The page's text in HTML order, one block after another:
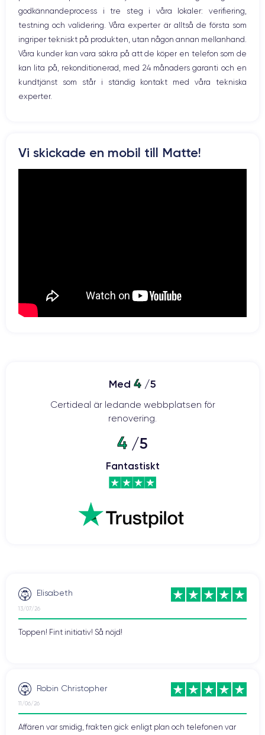
12 MP 7 MP
Résolution vidéo
4K - 3840x2160px
Recharge rapide
Non
Batterie Dual SIM
Pour en savoir plus, vous pouvez consulter lafiche technique de
Prise USB
godkännandeprocess i tre steg i våra lokaler: verifiering,
testning och validering. Våra experter är alltså de första som
ingriper tekniskt på produkten, utan någon annan mellanhand.
Våra kunder kan vara säkra på att de köper en telefon som de
kan lita på, rekonditionerad, med 24 månaders garanti och en
kundtjänst som står i ständig kontakt med våra tekniska
experter.
Vi skickade en mobil till Matte!
Med 4 /5
Certideal är ledande webbplatsen för
renovering.
4 /5
Fantastiskt
Elisabeth
13/07/26
Toppen! Fint initiativ! Så nöjd!
Robin Christopher
11/06/26
Affären var smidig, frakten gick enligt plan och telefonen var